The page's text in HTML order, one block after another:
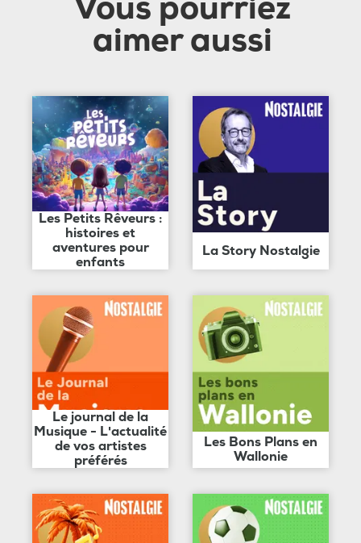
Vous pourriez
aimer aussi
Les Petits Rêveurs :
histoires et
aventures pour
enfants
La Story Nostalgie
Le journal de la
Musique - L'actualité
de vos artistes
préférés
Les Bons Plans en
Wallonie